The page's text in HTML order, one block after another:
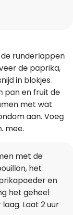
de runderlappen
de paprika,
in blokjes.
pan en fruit de
met wat
aan. Voeg
mee.
met de
het
en
het geheel
Laat 2 uur